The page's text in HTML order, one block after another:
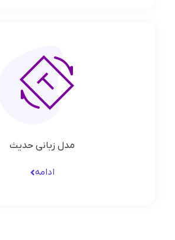
مدل زبانی حدیث
ادامه